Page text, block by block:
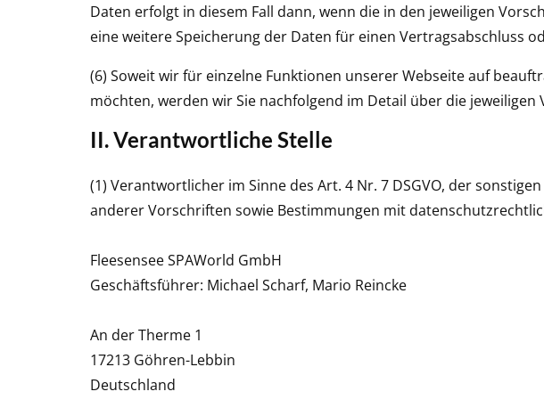
Daten erfolgt in diesem Fall dann, wenn die in den jeweiligen
eine weitere Speicherung der Daten für einen Vertragsabschluss
(6) Soweit wir für einzelne Funktionen unserer Webseite auf
möchten, werden wir Sie nachfolgend im Detail über die jeweiligen
II. Verantwortliche Stelle
(1) Verantwortlicher im Sinne des Art. 4 Nr. 7 DSGVO, der
anderer Vorschriften sowie Bestimmungen mit
Fleesensee SPAWorld GmbH
Geschäftsführer: Michael Scharf, Mario Reincke
An der Therme 1
17213 Göhren-Lebbin
Deutschland